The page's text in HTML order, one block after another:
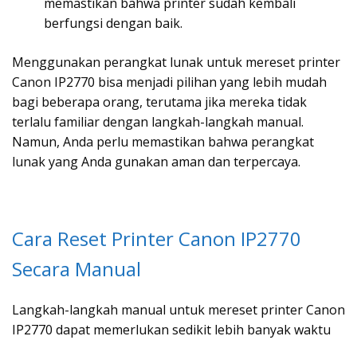
berfungsi dengan baik.
Menggunakan perangkat lunak untuk mereset printer
Canon IP2770 bisa menjadi pilihan yang lebih mudah
bagi beberapa orang, terutama jika mereka tidak
terlalu familiar dengan langkah-langkah manual.
Namun, Anda perlu memastikan bahwa perangkat
lunak yang Anda gunakan aman dan terpercaya.
Cara Reset Printer Canon IP2770
Secara Manual
Langkah-langkah manual untuk mereset printer Canon
IP2770 dapat memerlukan sedikit lebih banyak waktu